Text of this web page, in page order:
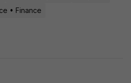
• Finance